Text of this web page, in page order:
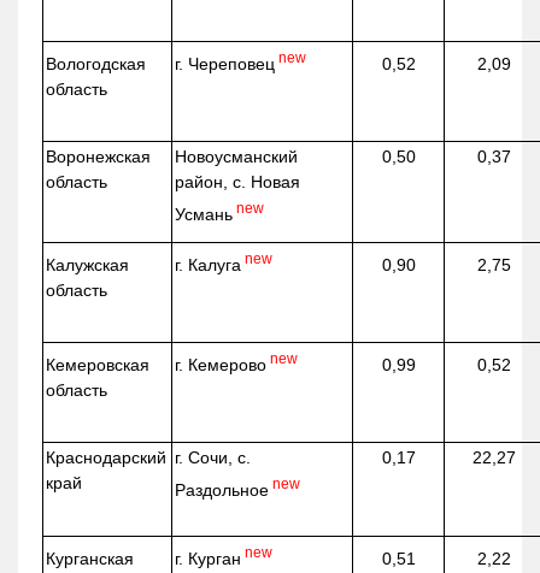
Вологодская
область
г. Череповец new 0,52 2,09
Воронежская
область
Новоусманский
район, с. Новая
Усмань new
0,50 0,37
Калужская
область
г. Калуга new 0,90 2,75
Кемеровская
область
г. Кемерово new 0,99 0,52
Краснодарский
край
г. Сочи, с.
Раздольное new
0,17 22,27
Курганская
г. Курган new 0,51 2,22